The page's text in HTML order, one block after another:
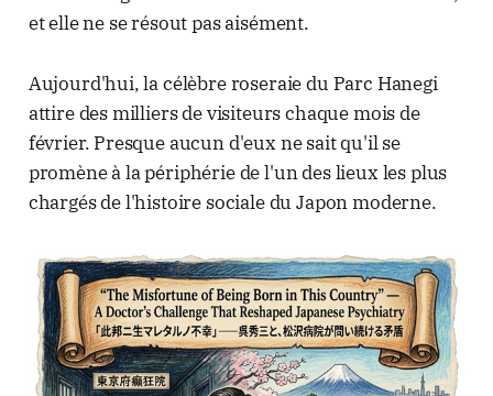
et elle ne se résout pas aisément.
Aujourd'hui, la célèbre roseraie du Parc Hanegi
attire des milliers de visiteurs chaque mois de
février. Presque aucun d'eux ne sait qu'il se
promène à la périphérie de l'un des lieux les plus
chargés de l'histoire sociale du Japon moderne.